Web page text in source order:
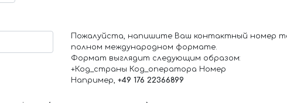
Пожалуйста, напишите Ваш контактный номер
полном международном формате.
Формат выглядит следующим образом:
+Код_страны Код_оператора Номер
Например, +49 176 22366899